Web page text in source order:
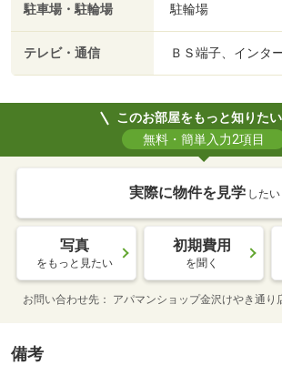
駐車場・駐輪場 駐輪場
テレビ・通信 ＢＳ端子、インタ
このお部屋をもっと知りたい
無料・簡単入力2項目
実際に物件を見学 したい
写真
をもっと見たい
初期費用
を聞く
お問い合わせ先 アパマンショップ金沢けやき通
備考